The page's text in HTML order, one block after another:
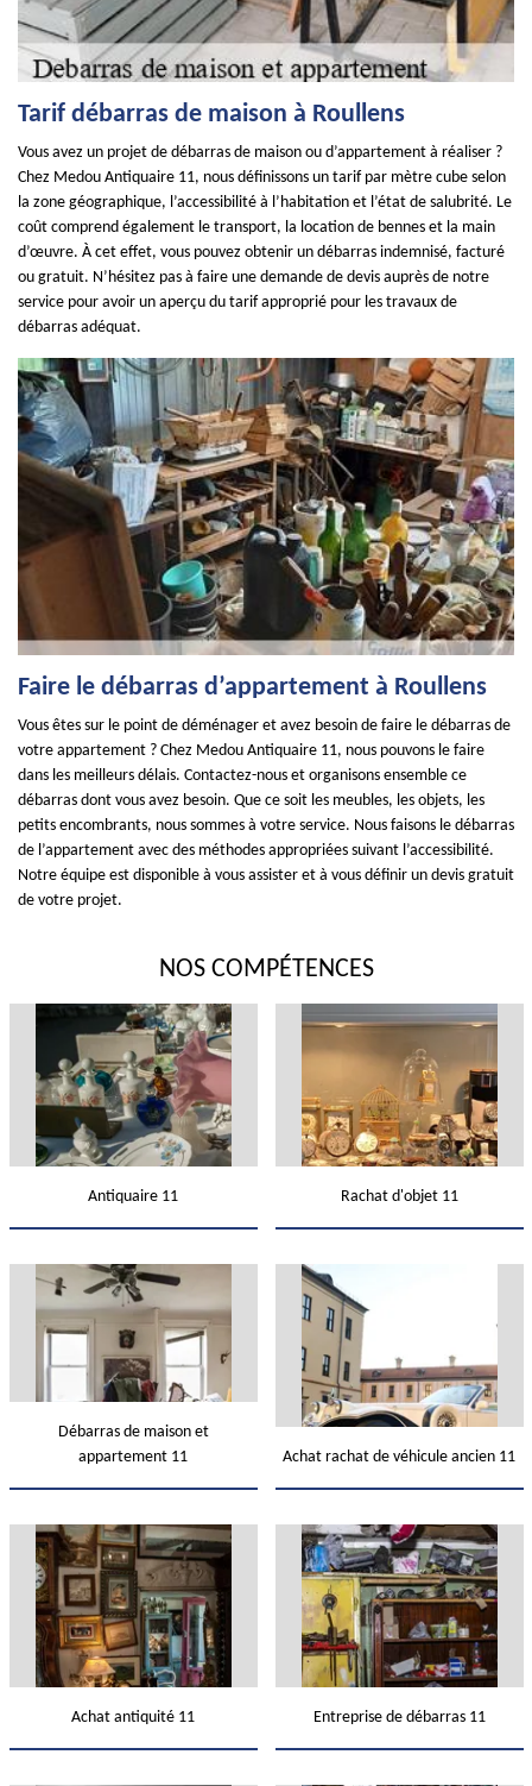
Tarif débarras de maison à Roullens
Vous avez un projet de débarras de maison ou d’appartement à réaliser ?
Chez Medou Antiquaire 11, nous définissons un tarif par mètre cube selon
la zone géographique, l’accessibilité à l’habitation et l’état de salubrité. Le
coût comprend également le transport, la location de bennes et la main
d’œuvre. À cet effet, vous pouvez obtenir un débarras indemnisé, facturé
ou gratuit. N’hésitez pas à faire une demande de devis auprès de notre
service pour avoir un aperçu du tarif approprié pour les travaux de
débarras adéquat.
Faire le débarras d’appartement à Roullens
Vous êtes sur le point de déménager et avez besoin de faire le débarras de
votre appartement ? Chez Medou Antiquaire 11, nous pouvons le faire
dans les meilleurs délais. Contactez-nous et organisons ensemble ce
débarras dont vous avez besoin. Que ce soit les meubles, les objets, les
petits encombrants, nous sommes à votre service. Nous faisons le débarras
de l’appartement avec des méthodes appropriées suivant l’accessibilité.
Notre équipe est disponible à vous assister et à vous définir un devis gratuit
de votre projet.
NOS COMPÉTENCES
Antiquaire 11 Rachat d'objet 11
Débarras de maison et
appartement 11
Achat rachat de véhicule ancien 11
Achat antiquité 11 Entreprise de débarras 11